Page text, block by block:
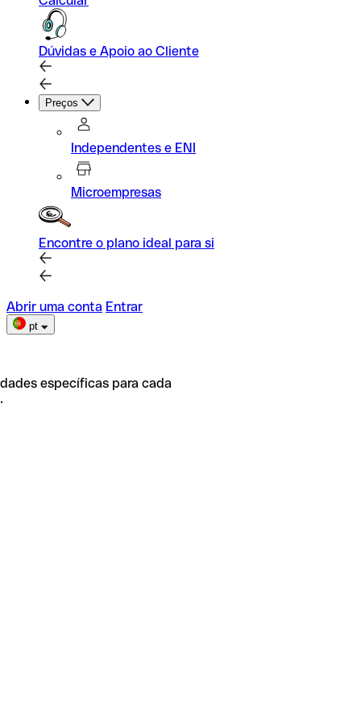
Dúvidas e Apoio ao Cliente
Preços
Independentes e ENI
Microempresas
Encontre o plano ideal para si
Abrir uma conta Entrar
pt
específicas para cada